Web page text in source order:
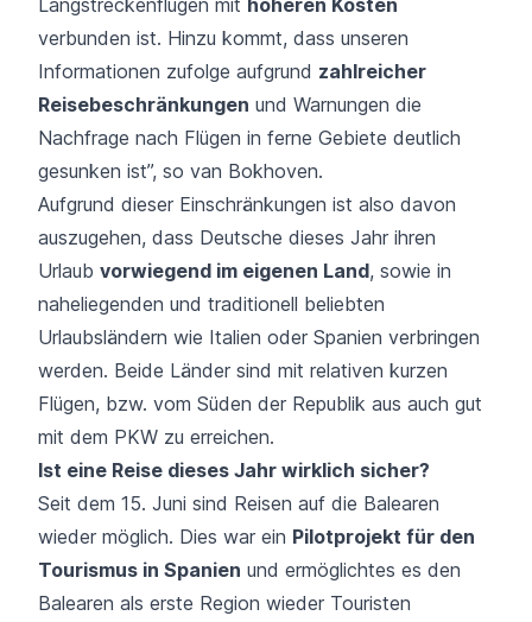
verbunden ist. Hinzu kommt, dass unseren
Informationen zufolge aufgrund zahlreicher
Reisebeschränkungen und Warnungen die
Nachfrage nach Flügen in ferne Gebiete deutlich
gesunken ist”, so van Bokhoven.
Aufgrund dieser Einschränkungen ist also davon
auszugehen, dass Deutsche dieses Jahr ihren
Urlaub vorwiegend im eigenen Land, sowie in
naheliegenden und traditionell beliebten
Urlaubsländern wie Italien oder Spanien verbringen
werden. Beide Länder sind mit relativen kurzen
Flügen, bzw. vom Süden der Republik aus auch gut
mit dem PKW zu erreichen.
Ist eine Reise dieses Jahr wirklich sicher?
Seit dem 15. Juni sind Reisen auf die Balearen
wieder möglich. Dies war ein Pilotprojekt für den
Tourismus in Spanien und ermöglichtes es den
Balearen als erste Region wieder Touristen